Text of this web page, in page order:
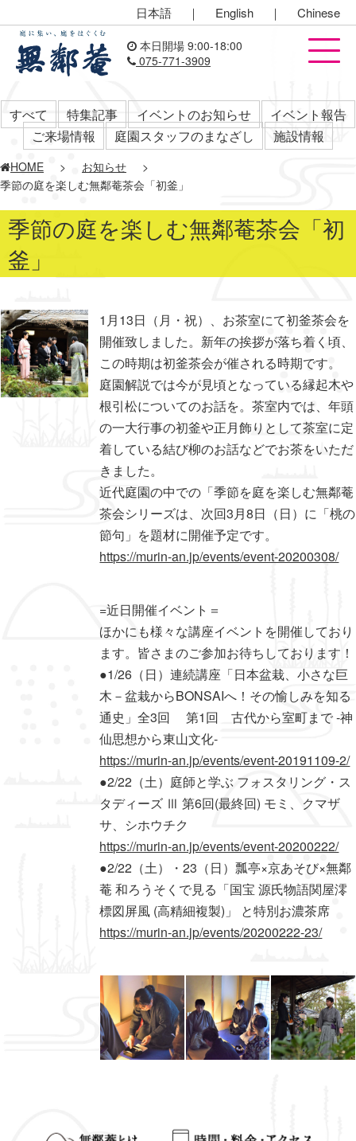
日本語 ｜ English ｜ Chinese
本日開場 9:00-18:00
075-771-3909
すべて 特集記事 イベントのお知らせ
イベント報告
ご来場情報
庭園スタッフのまなざし 施設情報
HOME > お知らせ
>
季節の庭を楽しむ無鄰菴茶会「初釜」
季節の庭を楽しむ無鄰菴茶会「初
釜」
1月13日（月・祝）、お茶室にて初釜茶会を
開催致しました。新年の挨拶が落ち着く頃、
この時期は初釜茶会が催される時期です。
庭園解説では今が見頃となっている縁起木や
根引松についてのお話を。茶室内では、年頭
の一大行事の初釜や正月飾りとして茶室に定
着している結び柳のお話などでお茶をいただ
きました。
近代庭園の中での「季節を庭を楽しむ無鄰菴
茶会シリーズは、次回3月8日（日）に「桃の
節句」を題材に開催予定です。
https://murin-an.jp/events/event-20200308/
=近日開催イベント＝
ほかにも様々な講座イベントを開催しており
ます。皆さまのご参加お待ちしております！
●1/26（日）連続講座「日本盆栽、小さな巨
木－盆栽からBONSAIへ！その愉しみを知る
通史」全3回 第1回 古代から室町まで ‐神
仙思想から東山文化‐
https://murin-an.jp/events/event-20191109-2/
●2/22（土）庭師と学ぶ フォスタリング・ス
タディーズ Ⅲ 第6回(最終回) モミ、クマザ
サ、シホウチク
https://murin-an.jp/events/event-20200222/
●2/22（土）・23（日）瓢亭×京あそび×無鄰
菴 和ろうそくで見る「国宝 源氏物語関屋澪
標図屏風 (高精細複製)」 と特別お濃茶席
https://murin-an.jp/events/20200222-23/